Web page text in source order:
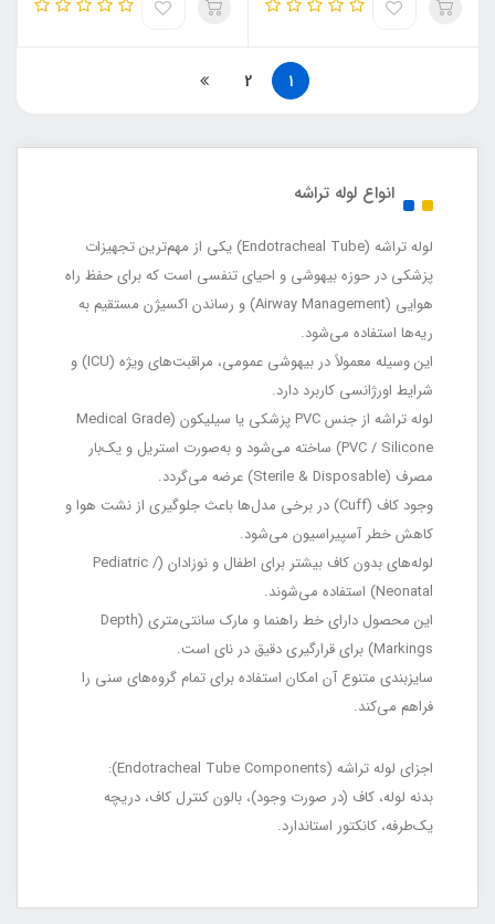
1
2
انواع لوله تراشه
لوله تراشه (Endotracheal Tube) یکی از مهم‌ترین تجهیزات
پزشکی در حوزه بیهوشی و احیای تنفسی است که برای حفظ راه
هوایی (Airway Management) و رساندن اکسیژن مستقیم به
ریه‌ها استفاده می‌شود.
این وسیله معمولاً در بیهوشی عمومی، مراقبت‌های ویژه (ICU) و
شرایط اورژانسی کاربرد دارد.
لوله تراشه از جنس PVC پزشکی یا سیلیکون (Medical Grade
PVC / Silicone) ساخته می‌شود و به‌صورت استریل و یک‌بار
مصرف (Sterile & Disposable) عرضه می‌گردد.
وجود کاف (Cuff) در برخی مدل‌ها باعث جلوگیری از نشت هوا و
کاهش خطر آسپیراسیون می‌شود.
لوله‌های بدون کاف بیشتر برای اطفال و نوزادان (Pediatric /
Neonatal) استفاده می‌شوند.
این محصول دارای خط راهنما و مارک سانتی‌متری (Depth
Markings) برای قرارگیری دقیق در نای است.
سایزبندی متنوع آن امکان استفاده برای تمام گروه‌های سنی را
فراهم می‌کند.
اجزای لوله تراشه (Endotracheal Tube Components):
بدنه لوله، کاف (در صورت وجود)، بالون کنترل کاف، دریچه
یک‌طرفه، کانکتور استاندارد.